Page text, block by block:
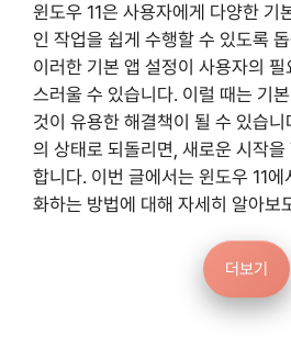
윈도우 11은 사용자에게 다양한 기
인 작업을 쉽게 수행할 수 있도록
이러한 기본 앱 설정이 사용자의
스러울 수 있습니다. 이럴 때는 기
것이 유용한 해결책이 될 수 있습
의 상태로 되돌리면, 새로운 시작
합니다. 이번 글에서는 윈도우 11에
화하는 방법에 대해 자세히 알아보
더보기